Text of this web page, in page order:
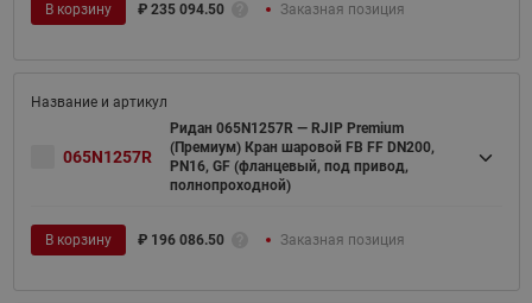
В корзину ₽ 235 094.50 Заказная позиция
065N1257R
Ридан 065N1257R — RJIP Premium
(Премиум) Кран шаровой FB FF DN200,
PN16, GF (фланцевый, под привод,
полнопроходной)
В корзину ₽ 196 086.50 Заказная позиция